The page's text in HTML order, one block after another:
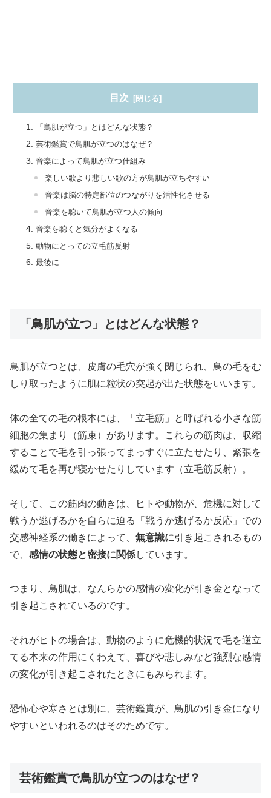
目次
「鳥肌が立つ」とはどんな状態？
芸術鑑賞で鳥肌が立つのはなぜ？
音楽によって鳥肌が立つ仕組み
楽しい歌より悲しい歌の方が鳥肌が立ちやすい
音楽は脳の特定部位のつながりを活性化させる
音楽を聴いて鳥肌が立つ人の傾向
音楽を聴くと気分がよくなる
動物にとっての立毛筋反射
最後に
「鳥肌が立つ」とはどんな状態？
鳥肌が立つとは、皮膚の毛穴が強く閉じられ、鳥の毛をむ
しり取ったように肌に粒状の突起が出た状態をいいます。
体の全ての毛の根本には、「立毛筋」と呼ばれる小さな筋
細胞の集まり（筋束）があります。これらの筋肉は、収縮
することで毛を引っ張ってまっすぐに立たせたり、緊張を
緩めて毛を再び寝かせたりしています（立毛筋反射）。
そして、この筋肉の動きは、ヒトや動物が、危機に対して
戦うか逃げるかを自らに迫る「戦うか逃げるか反応」での
交感神経系の働きによって、 無意識に引き起こされるもの
で、 感情の状態と密接に関係しています。
つまり、鳥肌は、なんらかの感情の変化が引き金となって
引き起こされているのです。
それがヒトの場合は、動物のように危機的状況で毛を逆立
てる本来の作用にくわえて、喜びや悲しみなど強烈な感情
の変化が引き起こされたときにもみられます。
恐怖心や寒さとは別に、芸術鑑賞が、鳥肌の引き金になり
やすいといわれるのはそのためです。
芸術鑑賞で鳥肌が立つのはなぜ？